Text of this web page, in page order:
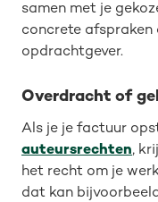
samen met je
concrete
opdrachtgever.
Overdracht of
Als je je factuur
auteursrechten,
het recht om je
dat kan